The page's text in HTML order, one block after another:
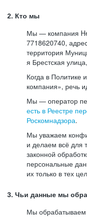
2. Кто мы
Мы — компания
7718620740,
территория
я Брестская
Когда в Политике
компания», речь
Мы — оператор
есть в Реестре
Роскомнадзора.
Мы уважаем
и делаем всё для
законной
персональные
их только в тех
3. Чьи данные мы
Мы